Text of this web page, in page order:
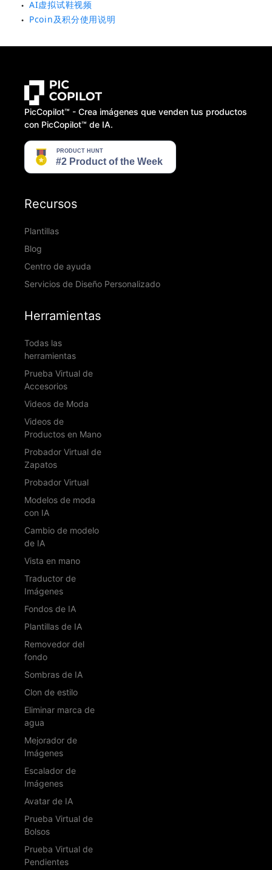
● AI虚拟试鞋视频
● Pcoin及积分使用说明
PicCopilot™️ - Crea imágenes que venden tus productos
con PicCopilot™️ de IA.
Recursos
Plantillas
Blog
Centro de ayuda
Servicios de Diseño Personalizado
Herramientas
Todas las
herramientas
Prueba Virtual de
Accesorios
Videos de Moda
Videos de
Productos en Mano
Probador Virtual de
Zapatos
Probador Virtual
Modelos de moda
con IA
Cambio de modelo
de IA
Vista en mano
Traductor de
Imágenes
Fondos de IA
Plantillas de IA
Removedor del
fondo
Sombras de IA
Clon de estilo
Eliminar marca de
agua
Mejorador de
Imágenes
Escalador de
Imágenes
Avatar de IA
Prueba Virtual de
Bolsos
Prueba Virtual de
Pendientes